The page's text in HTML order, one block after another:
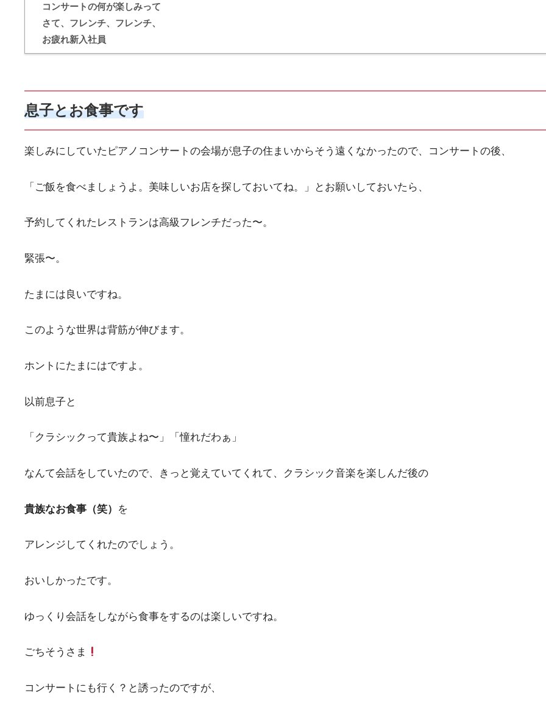
コンサートの何が楽しみって
さて、フレンチ、フレンチ、
お疲れ新入社員
息子とお食事です
楽しみにしていたピアノコンサートの会場が息子の住まいからそう遠くなかったので、コンサートの後、
「ご飯を食べましょうよ。美味しいお店を探しておいてね。」とお願いしておいたら、
予約してくれたレストランは高級フレンチだった〜。
緊張〜。
たまには良いですね。
このような世界は背筋が伸びます。
ホントにたまにはですよ。
以前息子と
「クラシックって貴族よね〜」「憧れだわぁ」
なんて会話をしていたので、きっと覚えていてくれて、クラシック音楽を楽しんだ後の
貴族なお食事（笑） を
アレンジしてくれたのでしょう。
おいしかったです。
ゆっくり会話をしながら食事をするのは楽しいですね。
ごちそうさま
コンサートにも行く？と誘ったのですが、